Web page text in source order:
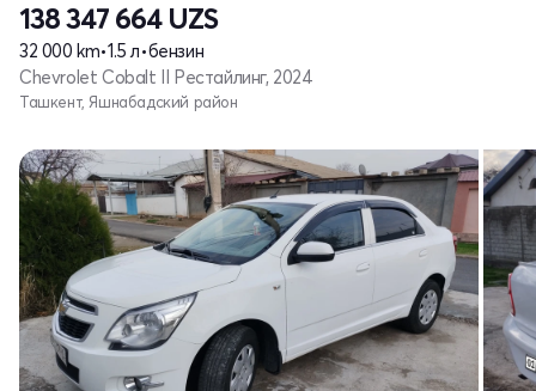
138 347 664 UZS
32 000 km•1.5 л•бензин
Chevrolet Cobalt II Рестайлинг, 2024
Ташкент, Яшнабадский район